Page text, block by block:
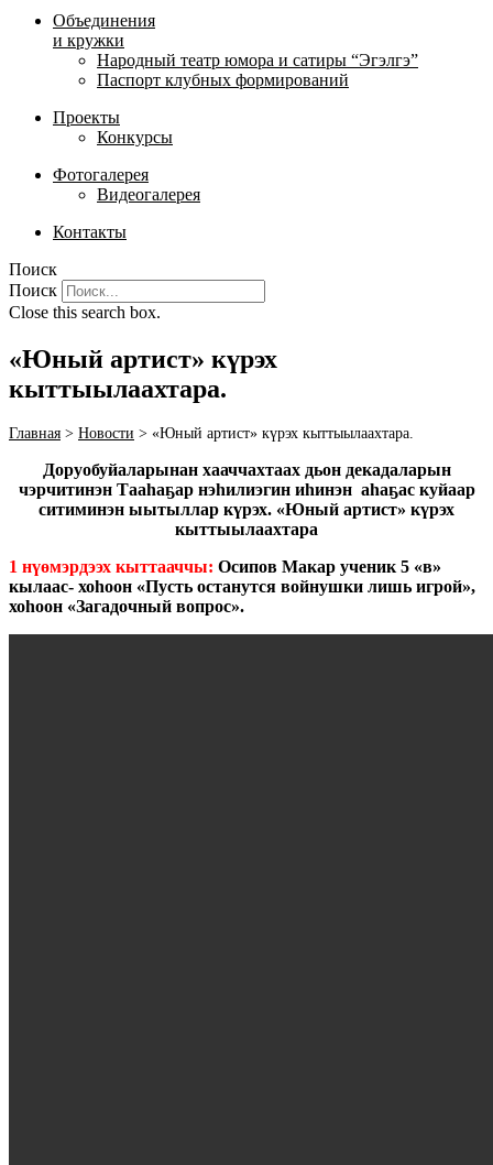
Объединения
и кружки
Народный театр юмора и сатиры “Эгэлгэ”
Паспорт клубных формирований
Проекты
Конкурсы
Фотогалерея
Видеогалерея
Контакты
Поиск
Поиск
Close this search box.
«Юный артист» күрэх
кыттыылаахтара.
Главная > Новости > «Юный артист» күрэх кыттыылаахтара.
Доруобуйаларынан хааччахтаах дьон декадаларын
чэрчитинэн Тааһаҕар нэһилиэгин иһинэн аһаҕас куйаар
ситиминэн ыытыллар күрэх. «Юный артист» күрэх
кыттыылаахтара
1 нүөмэрдээх кыттааччы: Осипов Макар ученик 5 «в»
кылаас- хоһоон «Пусть останутся войнушки лишь игрой»,
хоһоон «Загадочный вопрос».